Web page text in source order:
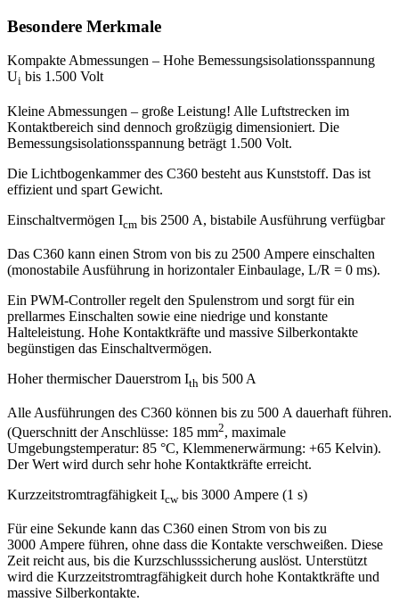
Besondere Merkmale
Kompakte Abmessungen – Hohe Bemessungsisolationsspannung
Ui bis 1.500 Volt
Kleine Abmessungen – große Leistung! Alle Luft­strecken im
Kontaktbereich sind dennoch großzügig dimensioniert. Die
Bemessungsisolationsspannung beträgt 1.500 Volt.
Die Lichtbogen­kammer des C360 besteht aus Kunststoff. Das ist
effizient und spart Gewicht.
Einschaltvermögen Icm bis 2500 A, bistabile Ausführung verfügbar
Das C360 kann einen Strom von bis zu 2500 Ampere einschalten
(monostabile Ausführung in horizontaler Einbaulage, L/R = 0 ms).
Ein PWM-Controller regelt den Spulenstrom und sorgt für ein
prellarmes Einschalten sowie eine niedrige und konstante
Halteleistung. Hohe Kontaktkräfte und massive Silberkontakte
begünstigen das Einschaltvermögen.
Hoher thermischer Dauerstrom Ith bis 500 A
Alle Ausführungen des C360 können bis zu 500 A dauerhaft führen.
(Querschnitt der Anschlüsse: 185 mm2, maximale
Umgebungstemperatur: 85 °C, Klemmenerwärmung: +65 Kelvin).
Der Wert wird durch sehr hohe Kontaktkräfte erreicht.
Kurzzeitstromtragfähigkeit Icwbis 3000 Ampere (1 s)
Für eine Sekunde kann das C360 einen Strom von bis zu
3000 Ampere führen, ohne dass die Kontakte verschweißen. Diese
Zeit reicht aus, bis die Kurzschlusssicherung auslöst. Unterstützt
wird die Kurzzeitstromtragfähigkeit durch hohe Kontaktkräfte und
massive Silberkontakte.